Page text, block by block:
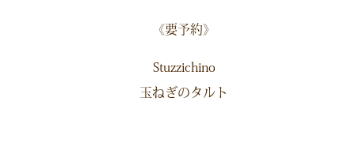
《要予約》
Stuzzichino
玉ねぎのタルト